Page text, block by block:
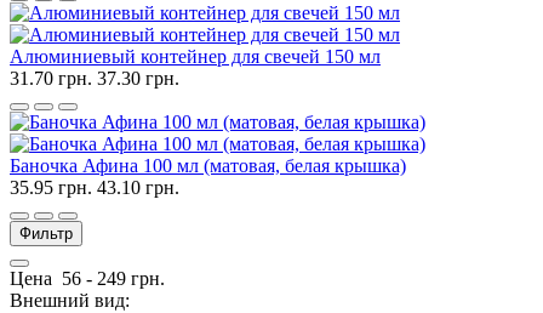
Алюминиевый контейнер для свечей 150 мл
31.70 грн. 37.30 грн.
Баночка Афина 100 мл (матовая, белая крышка)
35.95 грн. 43.10 грн.
Фильтр
Цена 56 - 249 грн.
Внешний вид: